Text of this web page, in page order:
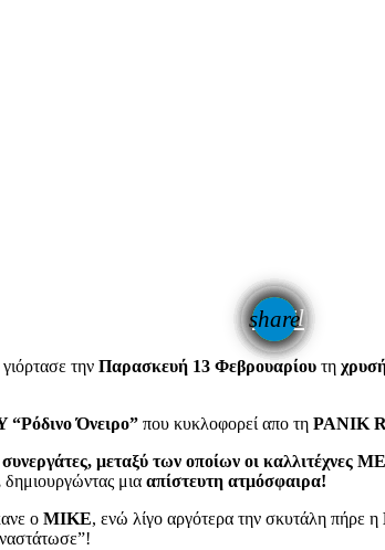
share
email
γιόρτασε την Παρασκευή 13 Φεβρουαρίου τη
“Ρόδινο Όνειρο” που κυκλοφορεί απο τη PANIK
συνεργάτες, μεταξύ των οποίων οι
δημιουργώντας μια απίστευτη ατμόσφαιρα!
ο ΜΙΚΕ, ενώ λίγο αργότερα την σκυτάλη πήρε η